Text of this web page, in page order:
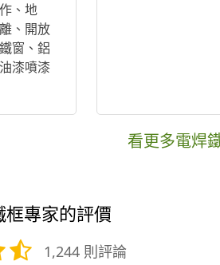
、地
、開放
窗、鋁
漆噴漆
看更多電焊
框專家的評價
1,244 則評論